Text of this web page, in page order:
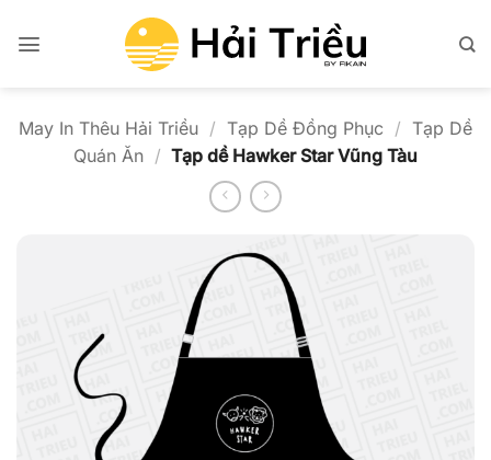
qua
May In Thêu Hải Triều / Tạp Dề Đồng Phục / Tạp Dề
Quán Ăn / Tạp dề Hawker Star Vũng Tàu